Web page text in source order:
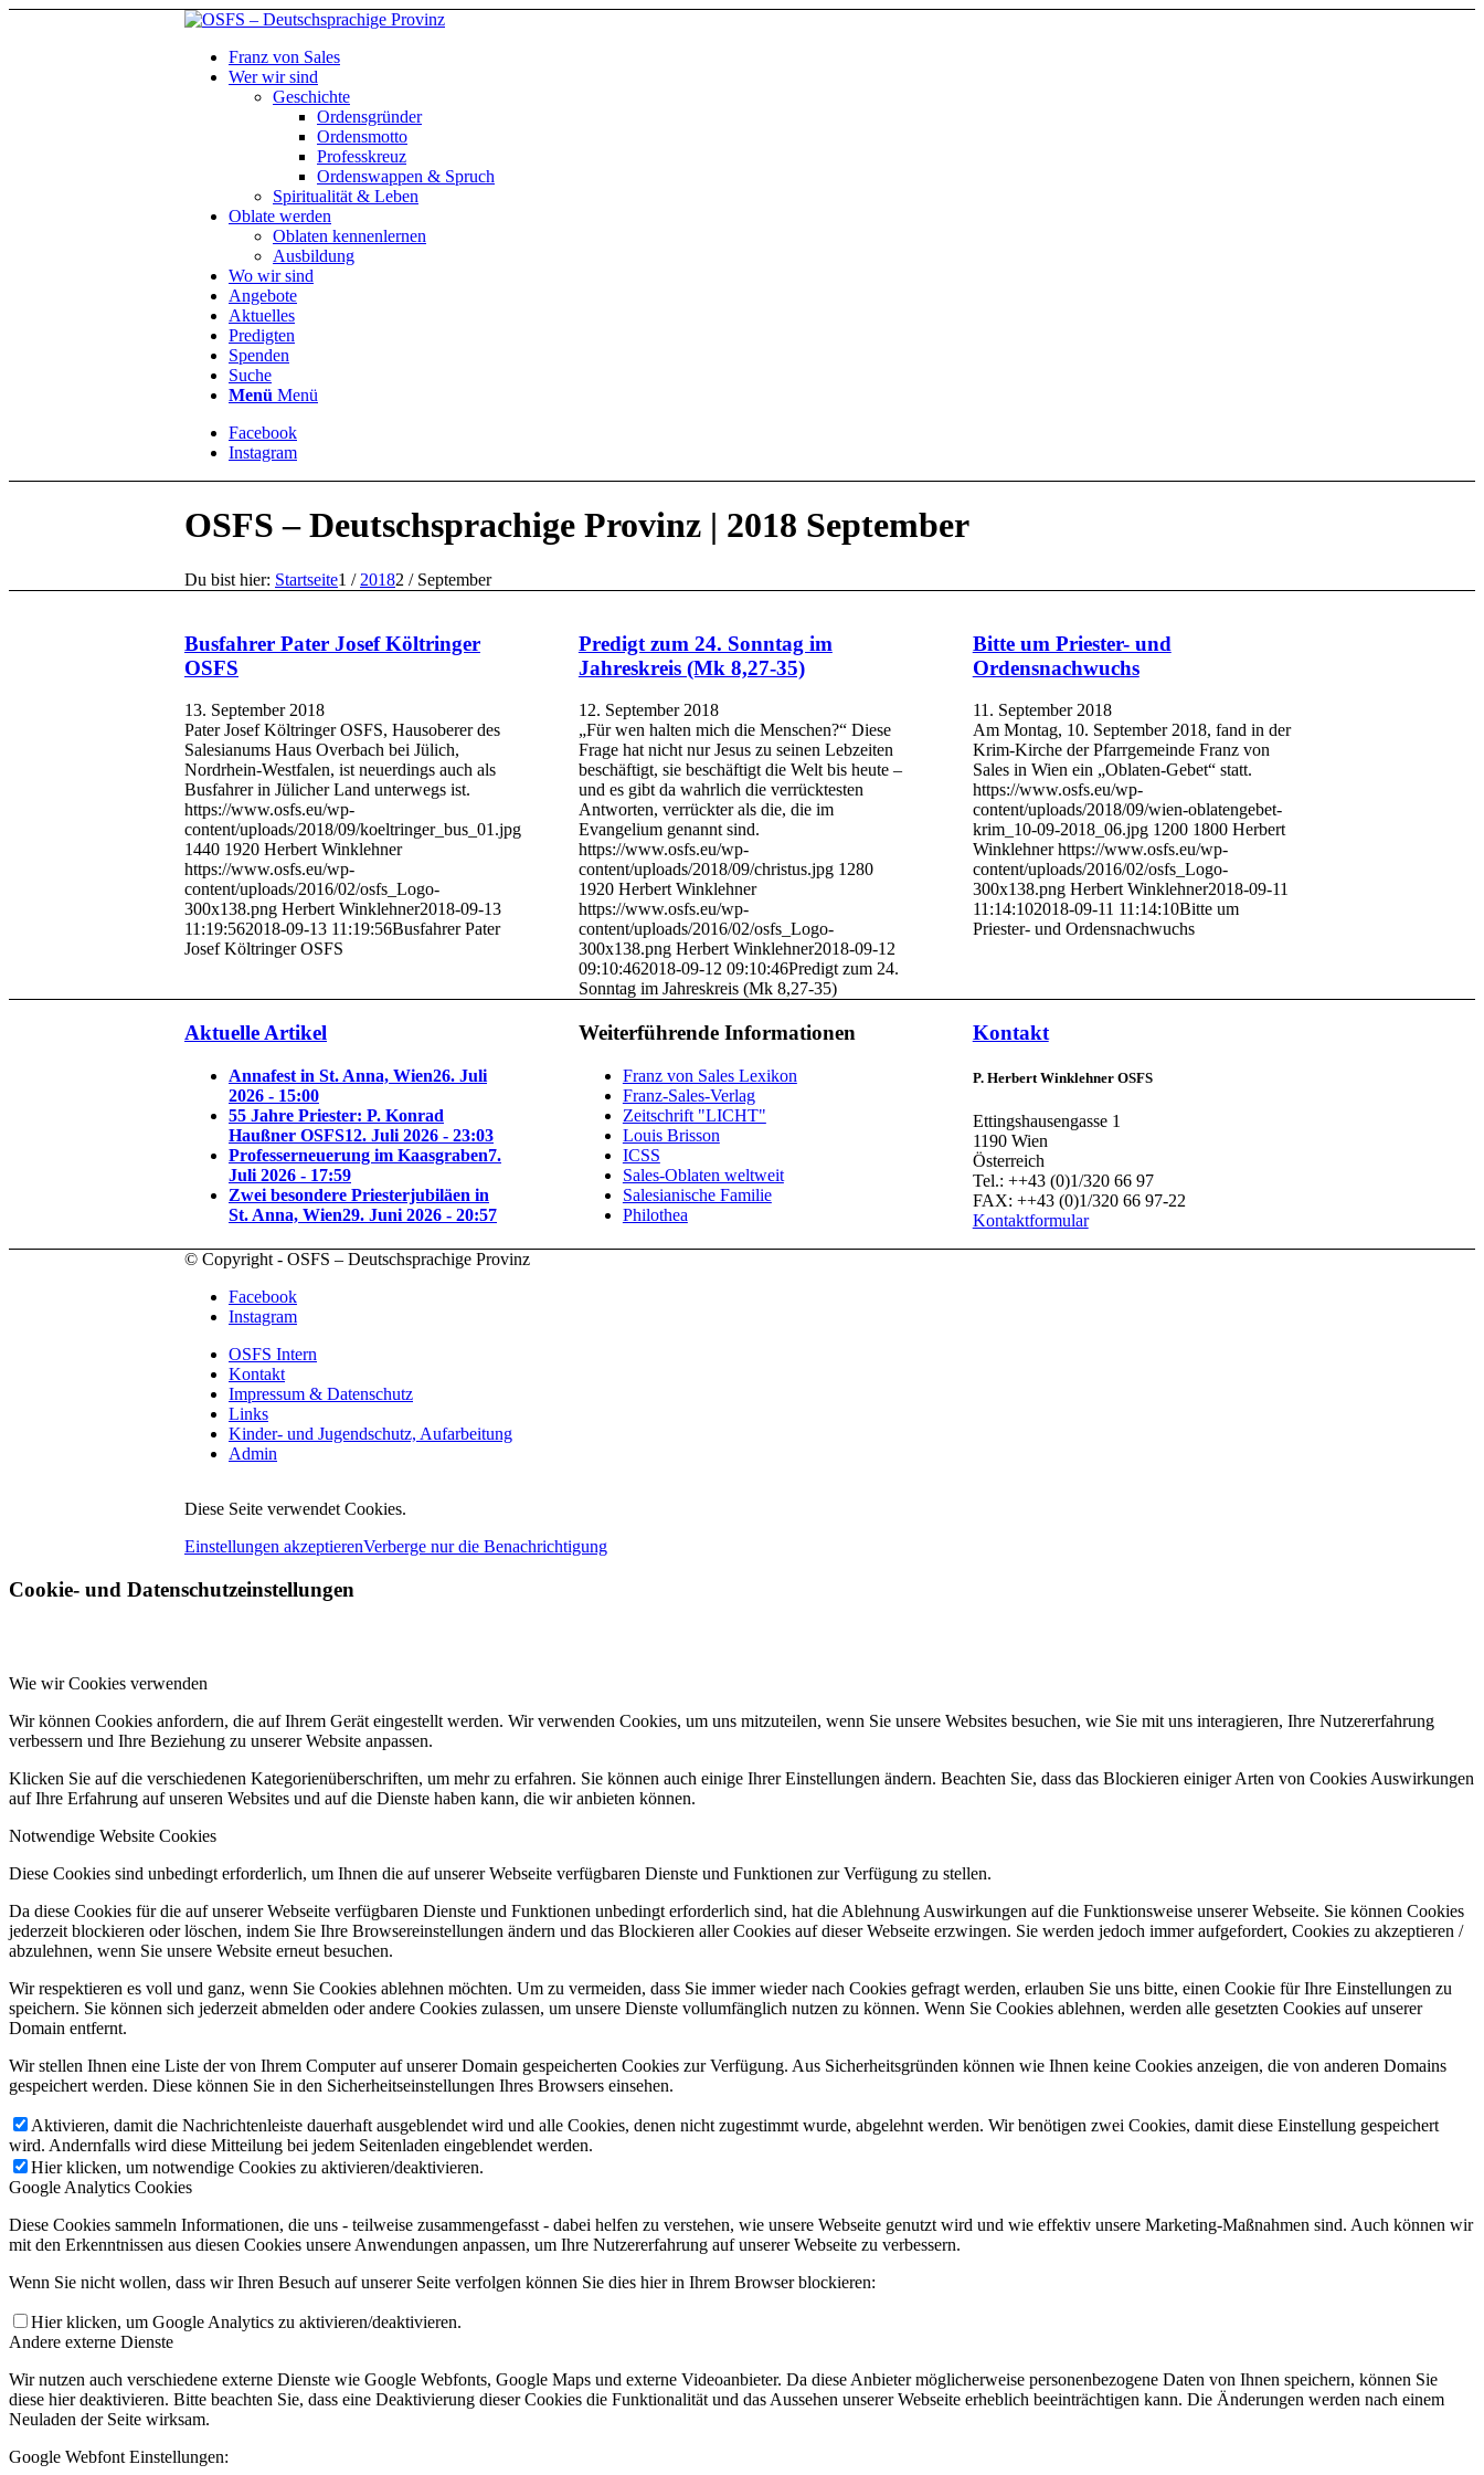
Franz von Sales
Wer wir sind
Geschichte
Ordensgründer
Ordensmotto
Professkreuz
Ordenswappen & Spruch
Spiritualität & Leben
Oblate werden
Oblaten kennenlernen
Ausbildung
Wo wir sind
Angebote
Aktuelles
Predigten
Spenden
Suche
Menü Menü
Facebook
Instagram
OSFS – Deutschsprachige Provinz | 2018 September
Du bist hier: Startseite1 / 20182 / September
Busfahrer Pater Josef Költringer
OSFS
13. September 2018
Pater Josef Költringer OSFS, Hausoberer des
Salesianums Haus Overbach bei Jülich,
Nordrhein-Westfalen, ist neuerdings auch als
Busfahrer in Jülicher Land unterwegs ist.
https://www.osfs.eu/wp-
content/uploads/2018/09/koeltringer_bus_01.jpg
1440 1920 Herbert Winklehner
https://www.osfs.eu/wp-
content/uploads/2016/02/osfs_Logo-
300x138.png Herbert Winklehner2018-09-13
11:19:562018-09-13 11:19:56Busfahrer Pater
Josef Költringer OSFS
Predigt zum 24. Sonntag im
Jahreskreis (Mk 8,27-35)
12. September 2018
„Für wen halten mich die Menschen?“ Diese
Frage hat nicht nur Jesus zu seinen Lebzeiten
beschäftigt, sie beschäftigt die Welt bis heute –
und es gibt da wahrlich die verrücktesten
Antworten, verrückter als die, die im
Evangelium genannt sind.
https://www.osfs.eu/wp-
content/uploads/2018/09/christus.jpg 1280
1920 Herbert Winklehner
https://www.osfs.eu/wp-
content/uploads/2016/02/osfs_Logo-
300x138.png Herbert Winklehner2018-09-12
09:10:462018-09-12 09:10:46Predigt zum 24.
Sonntag im Jahreskreis (Mk 8,27-35)
Bitte um Priester- und
Ordensnachwuchs
11. September 2018
Am Montag, 10. September 2018, fand in der
Krim-Kirche der Pfarrgemeinde Franz von
Sales in Wien ein „Oblaten-Gebet“ statt.
https://www.osfs.eu/wp-
content/uploads/2018/09/wien-oblatengebet-
krim_10-09-2018_06.jpg 1200 1800 Herbert
Winklehner https://www.osfs.eu/wp-
content/uploads/2016/02/osfs_Logo-
300x138.png Herbert Winklehner2018-09-11
11:14:102018-09-11 11:14:10Bitte um
Priester- und Ordensnachwuchs
Aktuelle Artikel
Annafest in St. Anna, Wien26. Juli
2026 - 15:00
55 Jahre Priester: P. Konrad
Haußner OSFS12. Juli 2026 - 23:03
Professerneuerung im Kaasgraben7.
Juli 2026 - 17:59
Zwei besondere Priesterjubiläen in
St. Anna, Wien29. Juni 2026 - 20:57
Weiterführende Informationen
Franz von Sales Lexikon
Franz-Sales-Verlag
Zeitschrift "LICHT"
Louis Brisson
ICSS
Sales-Oblaten weltweit
Salesianische Familie
Philothea
Kontakt
P. Herbert Winklehner OSFS
Ettingshausengasse 1
1190 Wien
Österreich
Tel.: ++43 (0)1/320 66 97
FAX: ++43 (0)1/320 66 97-22
Kontaktformular
© Copyright - OSFS – Deutschsprachige Provinz
Facebook
Instagram
OSFS Intern
Kontakt
Impressum & Datenschutz
Links
Kinder- und Jugendschutz, Aufarbeitung
Admin
Diese Seite verwendet Cookies.
Einstellungen akzeptierenVerberge nur die Benachrichtigung
Cookie- und Datenschutzeinstellungen
Wie wir Cookies verwenden
Wir können Cookies anfordern, die auf Ihrem Gerät eingestellt werden. Wir verwenden Cookies, um uns mitzuteilen, wenn Sie unsere Websites besuchen, wie Sie mit uns interagieren, Ihre Nutzererfahrung
verbessern und Ihre Beziehung zu unserer Website anpassen.
Klicken Sie auf die verschiedenen Kategorienüberschriften, um mehr zu erfahren. Sie können auch einige Ihrer Einstellungen ändern. Beachten Sie, dass das Blockieren einiger Arten von Cookies Auswirkungen
auf Ihre Erfahrung auf unseren Websites und auf die Dienste haben kann, die wir anbieten können.
Notwendige Website Cookies
Diese Cookies sind unbedingt erforderlich, um Ihnen die auf unserer Webseite verfügbaren Dienste und Funktionen zur Verfügung zu stellen.
Da diese Cookies für die auf unserer Webseite verfügbaren Dienste und Funktionen unbedingt erforderlich sind, hat die Ablehnung Auswirkungen auf die Funktionsweise unserer Webseite. Sie können Cookies
jederzeit blockieren oder löschen, indem Sie Ihre Browsereinstellungen ändern und das Blockieren aller Cookies auf dieser Webseite erzwingen. Sie werden jedoch immer aufgefordert, Cookies zu akzeptieren /
abzulehnen, wenn Sie unsere Website erneut besuchen.
Wir respektieren es voll und ganz, wenn Sie Cookies ablehnen möchten. Um zu vermeiden, dass Sie immer wieder nach Cookies gefragt werden, erlauben Sie uns bitte, einen Cookie für Ihre Einstellungen zu
speichern. Sie können sich jederzeit abmelden oder andere Cookies zulassen, um unsere Dienste vollumfänglich nutzen zu können. Wenn Sie Cookies ablehnen, werden alle gesetzten Cookies auf unserer
Domain entfernt.
Wir stellen Ihnen eine Liste der von Ihrem Computer auf unserer Domain gespeicherten Cookies zur Verfügung. Aus Sicherheitsgründen können wie Ihnen keine Cookies anzeigen, die von anderen Domains
gespeichert werden. Diese können Sie in den Sicherheitseinstellungen Ihres Browsers einsehen.
Aktivieren, damit die Nachrichtenleiste dauerhaft ausgeblendet wird und alle Cookies, denen nicht zugestimmt wurde, abgelehnt werden. Wir benötigen zwei Cookies, damit diese Einstellung gespeichert
wird. Andernfalls wird diese Mitteilung bei jedem Seitenladen eingeblendet werden.
Hier klicken, um notwendige Cookies zu aktivieren/deaktivieren.
Google Analytics Cookies
Diese Cookies sammeln Informationen, die uns - teilweise zusammengefasst - dabei helfen zu verstehen, wie unsere Webseite genutzt wird und wie effektiv unsere Marketing-Maßnahmen sind. Auch können wir
mit den Erkenntnissen aus diesen Cookies unsere Anwendungen anpassen, um Ihre Nutzererfahrung auf unserer Webseite zu verbessern.
Wenn Sie nicht wollen, dass wir Ihren Besuch auf unserer Seite verfolgen können Sie dies hier in Ihrem Browser blockieren:
Hier klicken, um Google Analytics zu aktivieren/deaktivieren.
Andere externe Dienste
Wir nutzen auch verschiedene externe Dienste wie Google Webfonts, Google Maps und externe Videoanbieter. Da diese Anbieter möglicherweise personenbezogene Daten von Ihnen speichern, können Sie
diese hier deaktivieren. Bitte beachten Sie, dass eine Deaktivierung dieser Cookies die Funktionalität und das Aussehen unserer Webseite erheblich beeinträchtigen kann. Die Änderungen werden nach einem
Neuladen der Seite wirksam.
Google Webfont Einstellungen: